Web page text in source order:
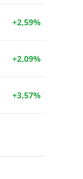
+2,59%
+2,09%
+3,57%